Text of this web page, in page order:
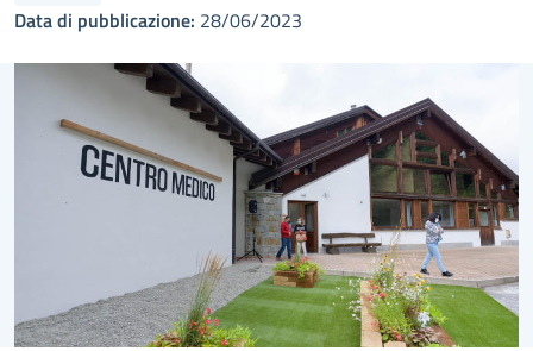
Data di pubblicazione: 28/06/2023